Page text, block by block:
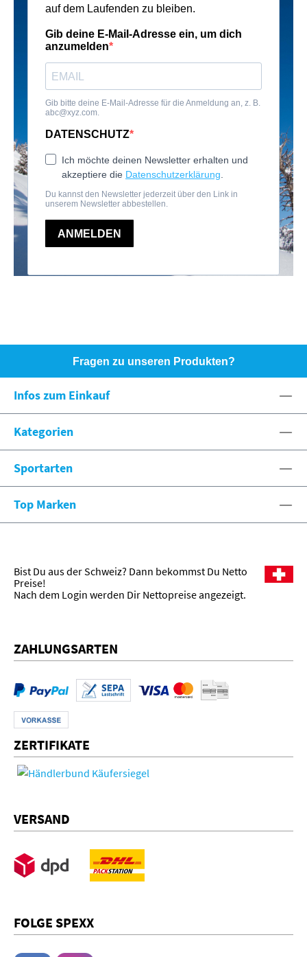
Fragen zu unseren Produkten?
eshop@spexx.org
Infos zum Einkauf
Kategorien
Sportarten
Top Marken
Bist Du aus der Schweiz? Dann bekommst Du Netto
Preise!
Nach dem Login werden Dir Nettopreise angezeigt.
ZAHLUNGSARTEN
ZERTIFIKATE
VERSAND
FOLGE SPEXX